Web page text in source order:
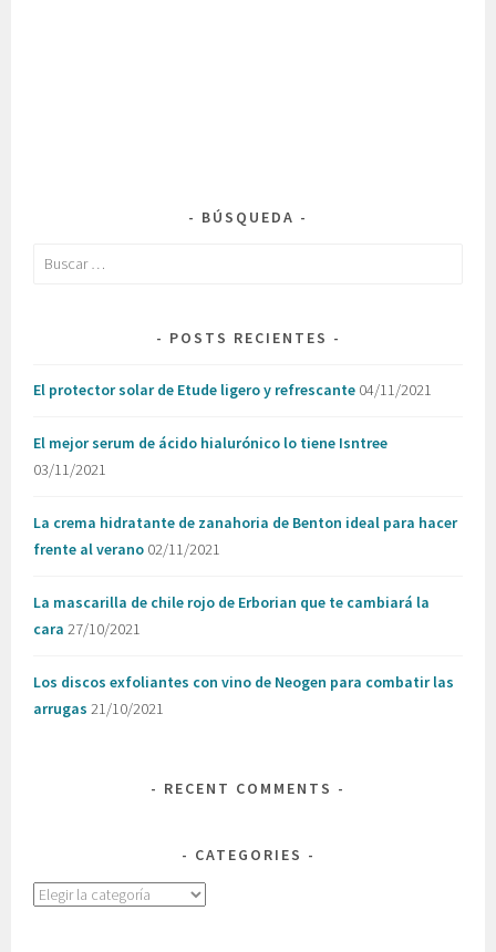
BÚSQUEDA
Buscar:
POSTS RECIENTES
El protector solar de Etude ligero y refrescante 04/11/2021
El mejor serum de ácido hialurónico lo tiene Isntree
03/11/2021
La crema hidratante de zanahoria de Benton ideal para hacer
frente al verano 02/11/2021
La mascarilla de chile rojo de Erborian que te cambiará la
cara 27/10/2021
Los discos exfoliantes con vino de Neogen para combatir las
arrugas 21/10/2021
RECENT COMMENTS
CATEGORIES
Categories